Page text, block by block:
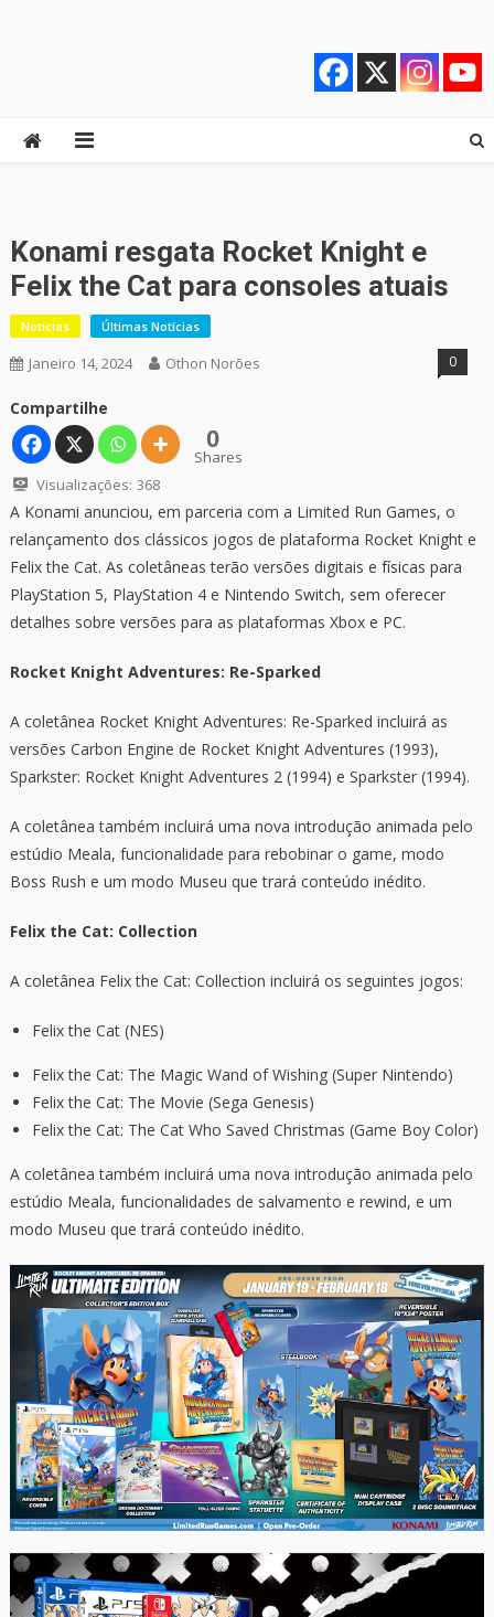
Quebrando o Controle
Konami resgata Rocket Knight e
Felix the Cat para consoles atuais
Notícias Últimas Notícias
Janeiro 14, 2024 Othon Norões 0
Compartilhe
0
Shares
Visualizações: 368
A Konami anunciou, em parceria com a Limited Run Games, o
relançamento dos clássicos jogos de plataforma Rocket Knight e
Felix the Cat. As coletâneas terão versões digitais e físicas para
PlayStation 5, PlayStation 4 e Nintendo Switch, sem oferecer
detalhes sobre versões para as plataformas Xbox e PC.
Rocket Knight Adventures: Re-Sparked
A coletânea Rocket Knight Adventures: Re-Sparked incluirá as
versões Carbon Engine de Rocket Knight Adventures (1993),
Sparkster: Rocket Knight Adventures 2 (1994) e Sparkster (1994).
A coletânea também incluirá uma nova introdução animada pelo
estúdio Meala, funcionalidade para rebobinar o game, modo
Boss Rush e um modo Museu que trará conteúdo inédito.
Felix the Cat: Collection
A coletânea Felix the Cat: Collection incluirá os seguintes jogos:
Felix the Cat (NES)
Felix the Cat: The Magic Wand of Wishing (Super Nintendo)
Felix the Cat: The Movie (Sega Genesis)
Felix the Cat: The Cat Who Saved Christmas (Game Boy Color)
A coletânea também incluirá uma nova introdução animada pelo
estúdio Meala, funcionalidades de salvamento e rewind, e um
modo Museu que trará conteúdo inédito.